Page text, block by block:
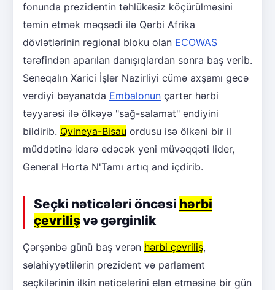
fonunda prezidentin təhlükəsiz köçürülməsini
təmin etmək məqsədi ilə Qərbi Afrika
dövlətlərinin regional bloku olan ECOWAS
tərəfindən aparılan danışıqlardan sonra baş verib.
Seneqalın Xarici İşlər Nazirliyi cümə axşamı gecə
verdiyi bəyanatda Embalonun çarter hərbi
təyyarəsi ilə ölkəyə "sağ-salamat" endiyini
bildirib. Qvineya-Bisau ordusu isə ölkəni bir il
müddətinə idarə edəcək yeni müvəqqəti lider,
General Horta N'Tamı artıq and içdirib.
Seçki nəticələri öncəsi hərbi
çevrilişvə gərginlik
Çərşənbə günü baş verən hərbi çevriliş,
səlahiyyətlilərin prezident və parlament
seçkilərinin ilkin nəticələrini elan etməsinə bir gün